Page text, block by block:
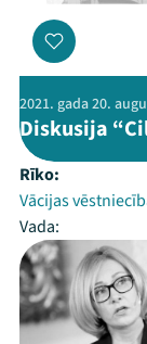
2021. gada 20.
Diskusija
Rīko:
Vācijas
Vada: